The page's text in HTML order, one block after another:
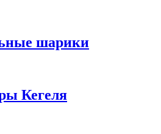
шарики
Кегеля